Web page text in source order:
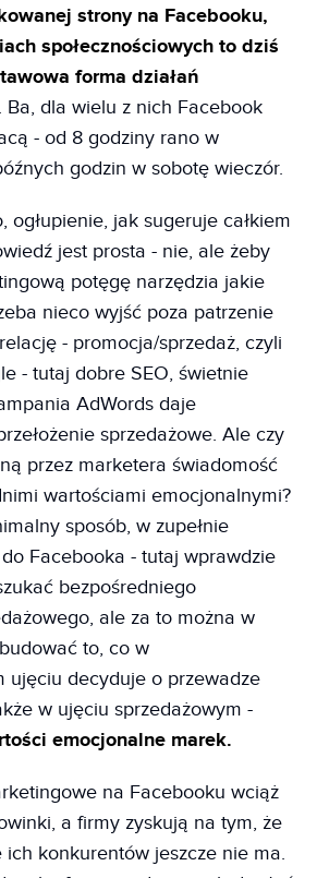
strony na Facebooku,
społecznościowych to dziś
forma działań
. Ba, dla wielu z nich Facebook
- od 8 godziny rano w
godzin w sobotę wieczór.
ogłupienie, jak sugeruje całkiem
jest prosta - nie, ale żeby
potęgę narzędzia jakie
nieco wyjść poza patrzenie
- promocja/sprzedaż, czyli
- tutaj dobre SEO, świetnie
AdWords daje
sprzedażowe. Ale czy
przez marketera świadomość
wartościami emocjonalnymi?
sposób, w zupełnie
Facebooka - tutaj wprawdzie
bezpośredniego
ale za to można w
to, co w
ujęciu decyduje o przewadze
w ujęciu sprzedażowym -
emocjonalne marek.
na Facebooku wciąż
a firmy zyskują na tym, że
ich konkurentów jeszcze nie ma.